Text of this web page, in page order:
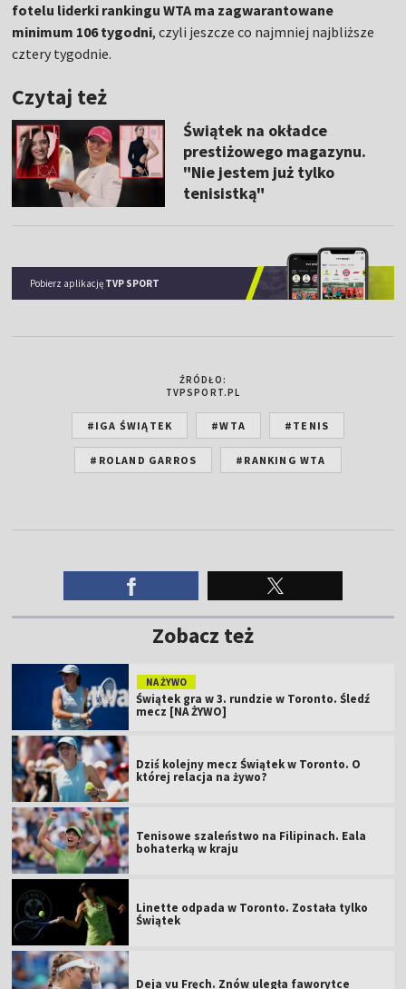
fotelu liderki rankingu WTA ma zagwarantowane
minimum 106 tygodni, czyli jeszcze co najmniej najbliższe
cztery tygodnie.
Czytaj też
Świątek na okładce
prestiżowego magazynu.
"Nie jestem już tylko
tenisistką"
Pobierz aplikację TVP SPORT
ŹRÓDŁO:
TVPSPORT.PL
#IGA ŚWIĄTEK #WTA #TENIS
#ROLAND GARROS #RANKING WTA
Zobacz też
NA ŻYWO
Świątek gra w 3. rundzie w Toronto. Śledź
mecz [NA ŻYWO]
Dziś kolejny mecz Świątek w Toronto. O
której relacja na żywo?
Tenisowe szaleństwo na Filipinach. Eala
bohaterką w kraju
Linette odpada w Toronto. Została tylko
Świątek
Deja vu Fręch. Znów uległa faworytce